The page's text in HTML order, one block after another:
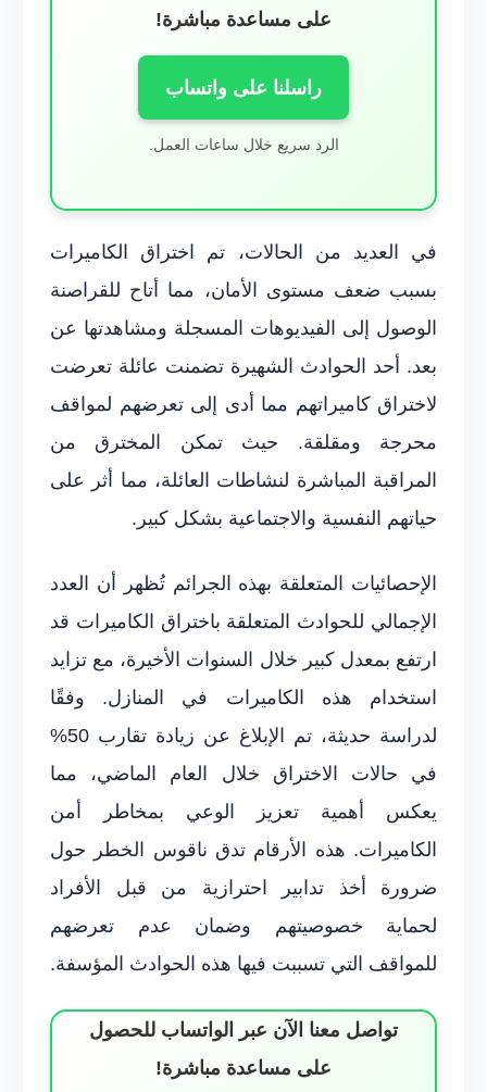
على مساعدة مباشرة!
راسلنا على واتساب
الرد سريع خلال ساعات العمل.
في العديد من الحالات، تم اختراق الكاميرات
بسبب ضعف مستوى الأمان، مما أتاح للقراصنة
الوصول إلى الفيديوهات المسجلة ومشاهدتها عن
بعد. أحد الحوادث الشهيرة تضمنت عائلة تعرضت
لاختراق كاميراتهم مما أدى إلى تعرضهم لمواقف
محرجة ومقلقة. حيث تمكن المخترق من
المراقبة المباشرة لنشاطات العائلة، مما أثر على
حياتهم النفسية والاجتماعية بشكل كبير.
الإحصائيات المتعلقة بهذه الجرائم تُظهر أن العدد
الإجمالي للحوادث المتعلقة باختراق الكاميرات قد
ارتفع بمعدل كبير خلال السنوات الأخيرة، مع تزايد
استخدام هذه الكاميرات في المنازل. وفقًا
لدراسة حديثة، تم الإبلاغ عن زيادة تقارب 50%
في حالات الاختراق خلال العام الماضي، مما
يعكس أهمية تعزيز الوعي بمخاطر أمن
الكاميرات. هذه الأرقام تدق ناقوس الخطر حول
ضرورة أخذ تدابير احترازية من قبل الأفراد
لحماية خصوصيتهم وضمان عدم تعرضهم
للمواقف التي تسببت فيها هذه الحوادث المؤسفة.
تواصل معنا الآن عبر الواتساب للحصول
على مساعدة مباشرة!